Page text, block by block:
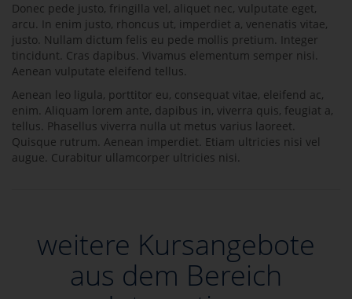
Donec pede justo, fringilla vel, aliquet nec, vulputate eget,
arcu. In enim justo, rhoncus ut, imperdiet a, venenatis vitae,
justo. Nullam dictum felis eu pede mollis pretium. Integer
tincidunt. Cras dapibus. Vivamus elementum semper nisi.
Aenean vulputate eleifend tellus.
Aenean leo ligula, porttitor eu, consequat vitae, eleifend ac,
enim. Aliquam lorem ante, dapibus in, viverra quis, feugiat a,
tellus. Phasellus viverra nulla ut metus varius laoreet.
Quisque rutrum. Aenean imperdiet. Etiam ultricies nisi vel
augue. Curabitur ullamcorper ultricies nisi.
weitere Kursangebote
aus dem Bereich